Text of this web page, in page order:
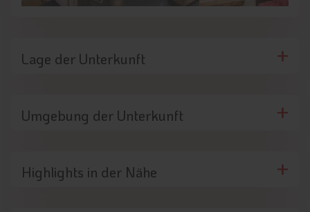
Lage der Unterkunft
Umgebung der Unterkunft
Highlights in der Nähe